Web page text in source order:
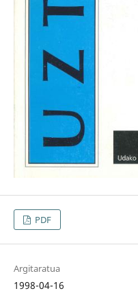
PDF
Argitaratua
1998-04-16